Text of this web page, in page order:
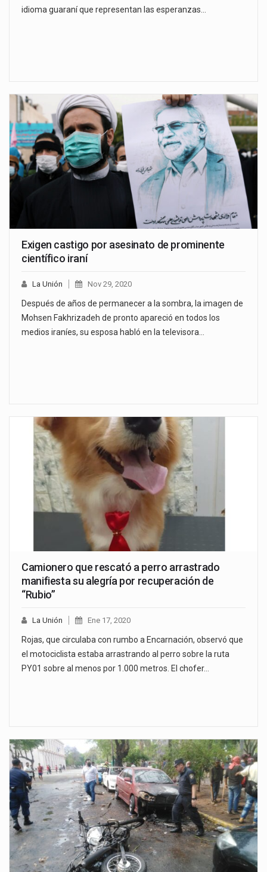
idioma guaraní que representan las esperanzas…
Exigen castigo por asesinato de prominente
científico iraní
La Unión Nov 29, 2020
Después de años de permanecer a la sombra, la imagen de
Mohsen Fakhrizadeh de pronto apareció en todos los
medios iraníes, su esposa habló en la televisora…
Camionero que rescató a perro arrastrado
manifiesta su alegría por recuperación de
“Rubio”
La Unión Ene 17, 2020
Rojas, que circulaba con rumbo a Encarnación, observó que
el motociclista estaba arrastrando al perro sobre la ruta
PY01 sobre al menos por 1.000 metros. El chofer…